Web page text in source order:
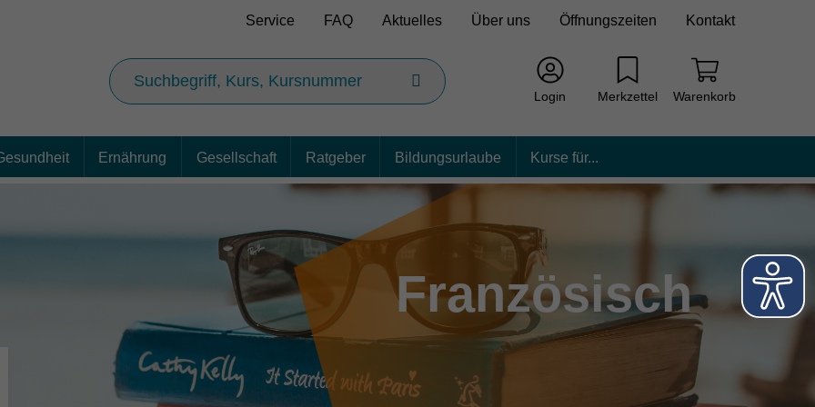
Service FAQ Aktuelles Über uns Öffnungszeiten Kontakt
Login Merkzettel Warenkorb
Ernährung Gesellschaft Ratgeber Bildungsurlaube Kurse für...
Französisch